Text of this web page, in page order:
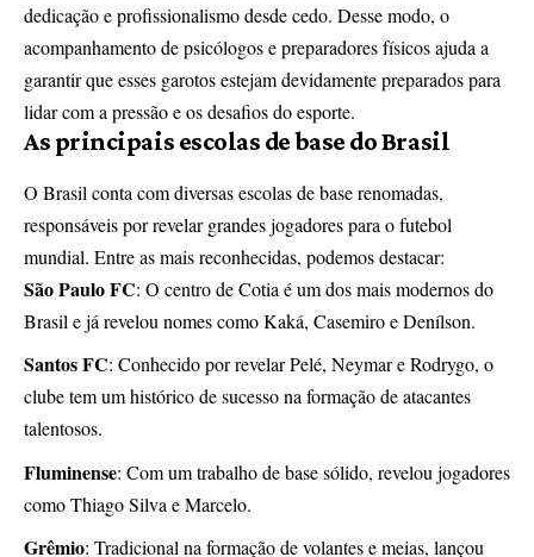
dedicação e profissionalismo desde cedo. Desse modo, o
acompanhamento de psicólogos e preparadores físicos ajuda a
garantir que esses garotos estejam devidamente preparados para
lidar com a pressão e os desafios do esporte.
As principais escolas de base do Brasil
O Brasil conta com diversas escolas de base renomadas,
responsáveis por revelar grandes jogadores para o futebol
mundial. Entre as mais reconhecidas, podemos destacar:
São Paulo FC: O centro de Cotia é um dos mais modernos do
Brasil e já revelou nomes como Kaká, Casemiro e Denílson.
Santos FC: Conhecido por revelar Pelé, Neymar e Rodrygo, o
clube tem um histórico de sucesso na formação de atacantes
talentosos.
Fluminense: Com um trabalho de base sólido, revelou jogadores
como Thiago Silva e Marcelo.
Grêmio: Tradicional na formação de volantes e meias, lançou